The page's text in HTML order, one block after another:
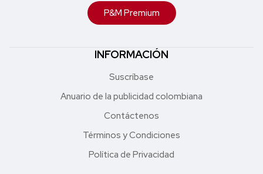
P&M Premium
INFORMACIÓN
Suscríbase
Anuario de la publicidad colombiana
Contáctenos
Términos y Condiciones
Política de Privacidad